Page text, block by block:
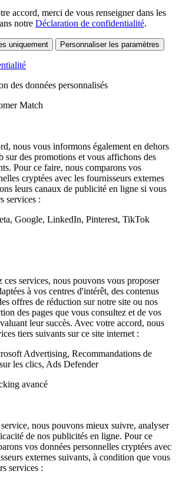
accord, merci de vous renseigner dans les
notre Déclaration de confidentialité.
uniquement Personnaliser les paramètres
des données personnalisés
Match
nous vous informons également en dehors
sur des promotions et vous affichons des
Pour ce faire, nous comparons vos
cryptées avec les fournisseurs externes
leurs canaux de publicité en ligne si vous
services :
Google, LinkedIn, Pinterest, TikTok
ces services, nous pouvons vous proposer
à vos centres d'intérêt, des contenus
offres de réduction sur notre site ou nos
des pages que vous consultez et de vos
leur succès. Avec votre accord, nous
tiers suivants sur ce site internet :
Advertising, Recommandations de
les clics, Ads Defender
avancé
nous pouvons mieux suivre, analyser
de nos publicités en ligne. Pour ce
vos données personnelles cryptées avec
externes suivants, à condition que vous
services :